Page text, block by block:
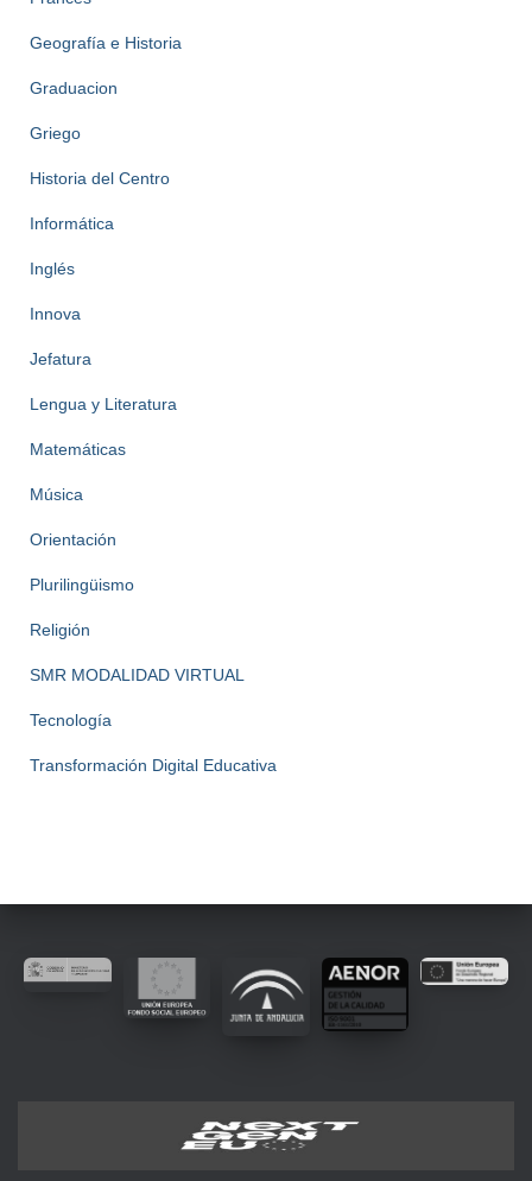
Geografía e Historia
Graduacion
Griego
Historia del Centro
Informática
Inglés
Innova
Jefatura
Lengua y Literatura
Matemáticas
Música
Orientación
Plurilingüismo
Religión
SMR MODALIDAD VIRTUAL
Tecnología
Transformación Digital Educativa